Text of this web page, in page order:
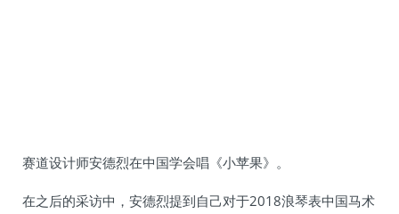
赛道设计师安德烈在中国学会唱《小苹果》。
在之后的采访中，安德烈提到自己对于2018浪琴表中国马术